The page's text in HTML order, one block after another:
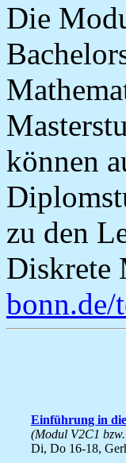
Die
können
zu den
Diskrete
bonn.de/
Einführung in
(Modul V2C1
Di, Do 16-18,